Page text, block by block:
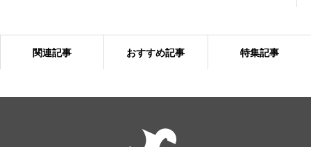
関連記事 おすすめ記事 特集記事